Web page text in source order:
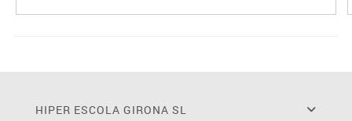
HIPER ESCOLA GIRONA SL